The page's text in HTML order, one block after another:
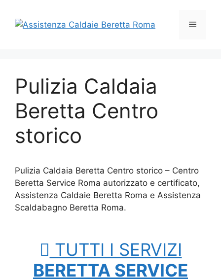
contenuto
Menu
Pulizia Caldaia
Beretta Centro
storico
Pulizia Caldaia Beretta Centro storico – Centro
Beretta Service Roma autorizzato e certificato,
Assistenza Caldaie Beretta Roma e Assistenza
Scaldabagno Beretta Roma.
TUTTI I SERVIZI
BERETTA SERVICE